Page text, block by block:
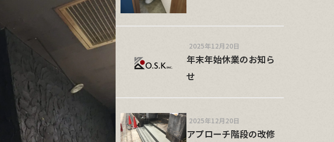
2025年12月20日
年末年始休業のお知ら
せ
2025年12月20日
アプローチ階段の改修